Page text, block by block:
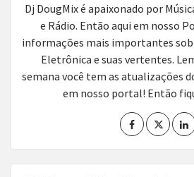
Dj DougMix é apaixonado por
e Rádio. Então aqui em nosso
informações mais importantes
Eletrônica e suas vertentes.
semana você tem as atualizações
em nosso portal! Então